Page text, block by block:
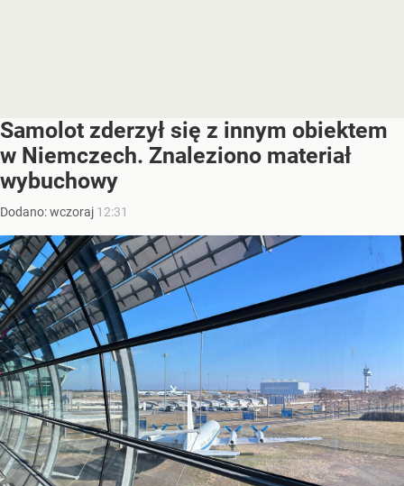
Samolot zderzył się z innym obiektem
w Niemczech. Znaleziono materiał
wybuchowy
Dodano:wczoraj 12:31